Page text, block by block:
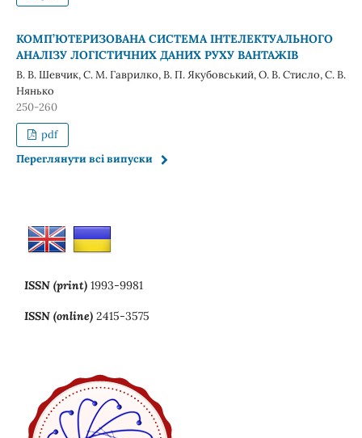
КОМП’ЮТЕРИЗОВАНА СИСТЕМА ІНТЕЛЕКТУАЛЬНОГО
АНАЛІЗУ ЛОГІСТИЧНИХ ДАНИХ РУХУ ВАНТАЖІВ
В. В. Шевчик, С. М. Гаврилко, В. П. Якубовський, О. В. Стисло, С. В.
Нянько
250-260
pdf
Переглянути всі випуски
ISSN (print) 1993-9981
ISSN (online) 2415-3575